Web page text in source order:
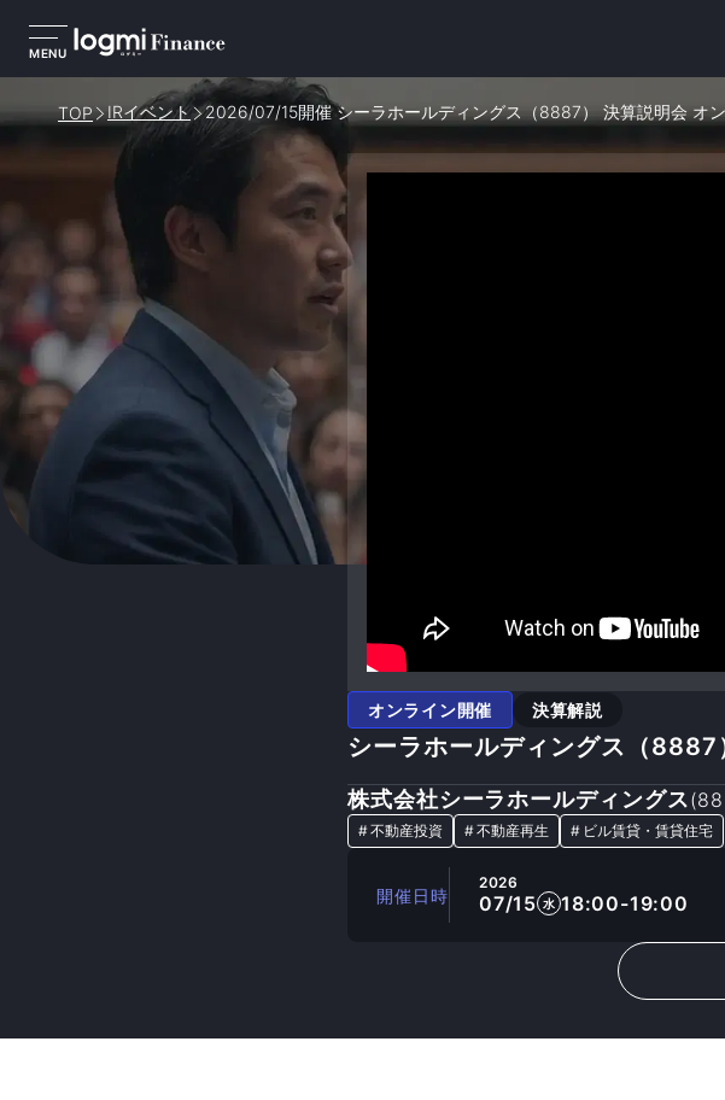
MENU
TOP IRイベント 2026/07/15開催 シーラホールディングス（8887） 決算説明会 オ
オンライン開催 決算解説
シーラホールディングス（8887
株式会社シーラホールディングス(
#不動産投資 #不動産再生 # ビル賃貸・賃貸住宅
開催日時
2026
07/15 水 18:00-19:00